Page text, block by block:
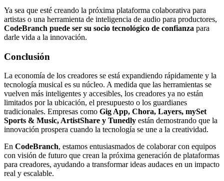
Ya sea que esté creando la próxima plataforma colaborativa para
artistas o una herramienta de inteligencia de audio para productores,
CodeBranch puede ser su socio tecnológico de confianza para
darle vida a la innovación.
Conclusión
La economía de los creadores se está expandiendo rápidamente y la
tecnología musical es su núcleo. A medida que las herramientas se
vuelven más inteligentes y accesibles, los creadores ya no están
limitados por la ubicación, el presupuesto o los guardianes
tradicionales. Empresas como Gig App, Chora, Layers, mySet
Sports & Music, ArtistShare y Tunedly están demostrando que la
innovación prospera cuando la tecnología se une a la creatividad.
En CodeBranch, estamos entusiasmados de colaborar con equipos
con visión de futuro que crean la próxima generación de plataformas
para creadores, ayudando a transformar ideas audaces en un impacto
real y escalable.